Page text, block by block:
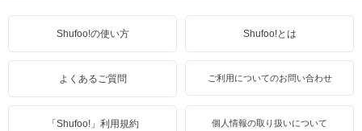
Shufoo!の使い方 Shufoo!とは
よくあるご質問 ご利用についてのお問い合わせ
「Shufoo!」利用規約 個人情報の取り扱いについて